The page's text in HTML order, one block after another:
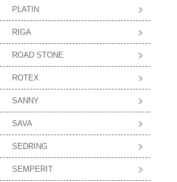
PLATIN
RIGA
ROAD STONE
ROTEX
SANNY
SAVA
SEDRING
SEMPERIT